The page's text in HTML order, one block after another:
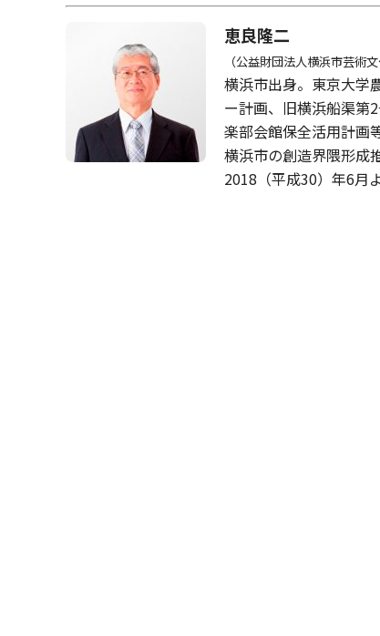
恵良隆二
（公益財団法人横浜市芸術
横浜市出身。東京大学
ー計画、旧横浜船渠第2
楽部会館保全活用計画
横浜市の創造界隈形成
2018 （平成30）年6月